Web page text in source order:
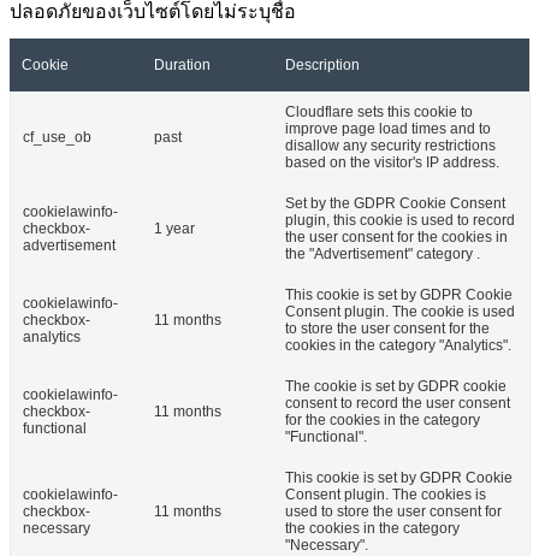
ปลอดภัยของเว็บไซต์โดยไม่ระบุชื่อ
Cookie Duration Description
cf_use_ob past
Cloudflare sets this cookie to
improve page load times and to
disallow any security restrictions
based on the visitor's IP address.
cookielawinfo-
checkbox-
advertisement
1 year
Set by the GDPR Cookie Consent
plugin, this cookie is used to record
the user consent for the cookies in
the "Advertisement" category .
cookielawinfo-
checkbox-
analytics
11 months
This cookie is set by GDPR Cookie
Consent plugin. The cookie is used
to store the user consent for the
cookies in the category "Analytics".
cookielawinfo-
checkbox-
functional
11 months
The cookie is set by GDPR cookie
consent to record the user consent
for the cookies in the category
"Functional".
cookielawinfo-
checkbox-
necessary
11 months
This cookie is set by GDPR Cookie
Consent plugin. The cookies is
used to store the user consent for
the cookies in the category
"Necessary".